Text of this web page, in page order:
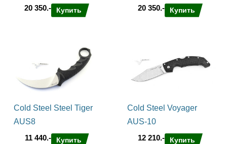
20 350.-
Купить
20 350.-
Купить
Cold Steel Steel Tiger
AUS8
11 440.-
Купить
Cold Steel Voyager
AUS-10
12 210.-
Купить